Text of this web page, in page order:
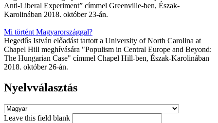
Anti-Liberal Experiment” címmel Greenville-ben, Észak-
Karolinában 2018. október 23-án.
Mi történt Magyarországgal?
Hegedűs István előadást tartott a University of North Carolina at
Chapel Hill meghívására "Populism in Central Europe and Beyond:
The Hungarian Case" címmel Chapel Hill-ben, Észak-Karolinában
2018. október 26-án.
Nyelvválasztás
Leave this field blank